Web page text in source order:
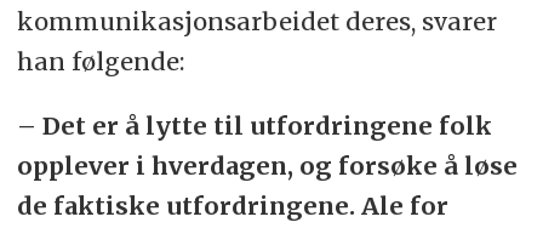
kommunikasjonsarbeidet deres, svarer
han følgende:
– Det er å lytte til utfordringene folk
opplever i hverdagen, og forsøke å løse
de faktiske utfordringene. Ale for